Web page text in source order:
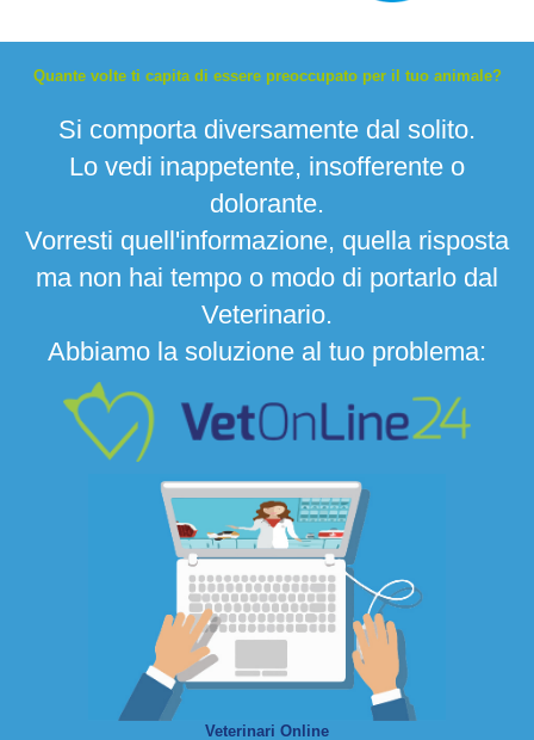
Quante volte ti capita di essere preoccupato per il tuo animale?
Si comporta diversamente dal solito.
Lo vedi inappetente, insofferente o
dolorante.
Vorresti quell'informazione, quella risposta
ma non hai tempo o modo di portarlo dal
Veterinario.
Abbiamo la soluzione al tuo problema:
Veterinari Online